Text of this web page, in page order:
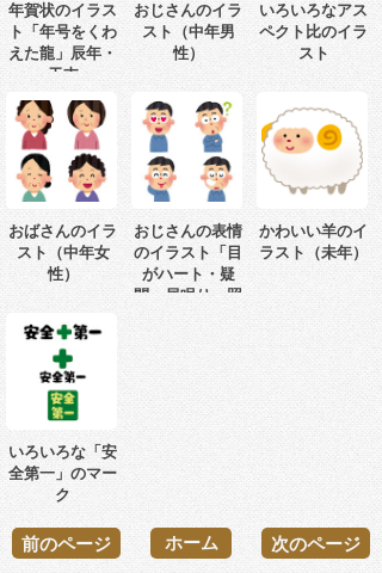
年賀状のイラス
ト「年号をくわ
えた龍」辰年・
干支
おじさんのイラ
スト（中年男
性）
いろいろなアス
ペクト比のイラ
スト
おばさんのイラ
スト（中年女
性）
おじさんの表情
のイラスト「目
がハート・疑
問・居眠り・照
かわいい羊のイ
ラスト（未年）
いろいろな「安
全第一」のマー
ク
前のページ 次のページ
ホーム